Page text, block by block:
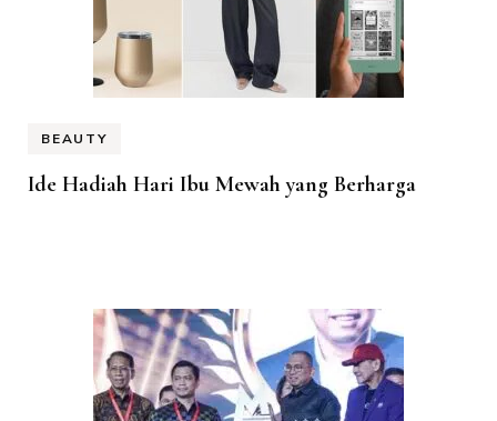
BEAUTY
Ide Hadiah Hari Ibu Mewah yang Berharga